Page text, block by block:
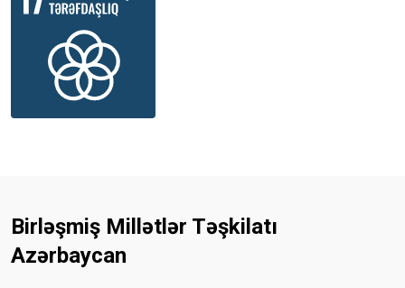
Birləşmiş Millətlər Təşkilatı
Azərbaycan